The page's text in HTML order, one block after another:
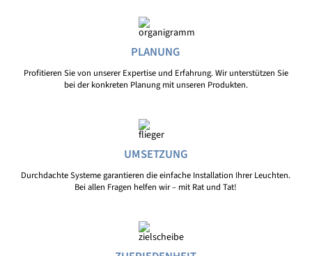
PLANUNG
Profitieren Sie von unserer Expertise und Erfahrung. Wir unterstützen Sie
bei der konkreten Planung mit unseren Produkten.
UMSETZUNG
Durchdachte Systeme garantieren die einfache Installation Ihrer Leuchten.
Bei allen Fragen helfen wir – mit Rat und Tat!